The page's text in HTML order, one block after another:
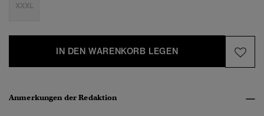
XXXL
IN DEN WARENKORB LEGEN
Anmerkungen der Redaktion